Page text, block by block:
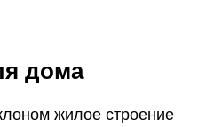
дома
жилое строение